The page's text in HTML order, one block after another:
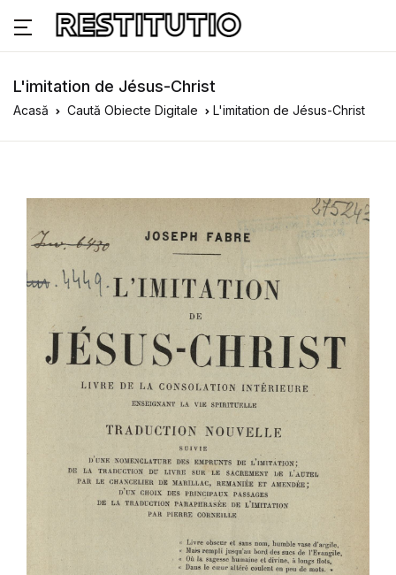
L'imitation de Jésus-Christ
Acasă Caută Obiecte Digitale L'imitation de Jésus-Christ